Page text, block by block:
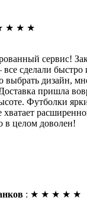
★ ★ ★
сервис!
все сделали
выбрать дизайн,
пришла
Футболки
в целом доволен!
: ★ ★ ★ ★ ★